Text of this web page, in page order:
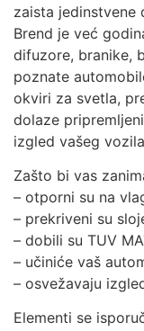
zaista jedinstvene
Brend je već
difuzore, branike,
poznate
okviri za svetla,
dolaze
izgled vašeg
Zašto bi vas
– otporni su na
– prekriveni su
– dobili su TUV
– učiniće vaš
– osvežavaju
Elementi se